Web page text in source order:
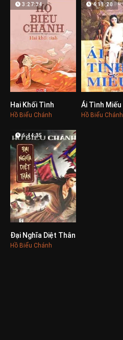
3:27:34
Hai Khối Tình
Hồ Biểu Chánh
4:11:20
Ái Tình Miếu
Hồ Biểu Chánh
0
6:44:35
Đại Nghĩa Diệt Thân
Hồ Biểu Chánh